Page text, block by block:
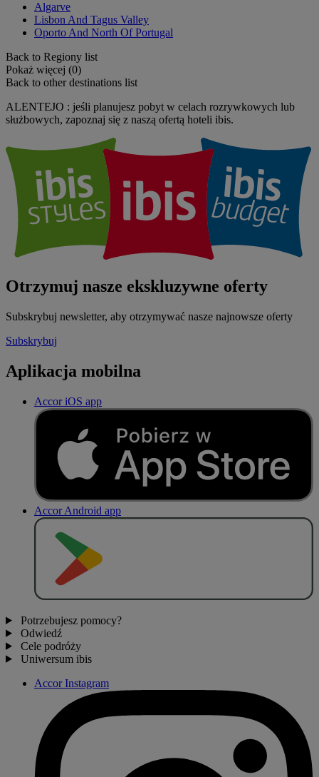
Algarve
Lisbon And Tagus Valley
Oporto And North Of Portugal
Back to Regiony list
Pokaż więcej (0)
Back to other destinations list
ALENTEJO : jeśli planujesz pobyt w celach rozrywkowych lub
służbowych, zapoznaj się z naszą ofertą hoteli ibis.
Otrzymuj nasze ekskluzywne oferty
Subskrybuj newsletter, aby otrzymywać nasze najnowsze oferty
Subskrybuj
Aplikacja mobilna
Accor iOS app
Accor Android app
Potrzebujesz pomocy?
Odwiedź
Cele podróży
Uniwersum ibis
Accor Instagram